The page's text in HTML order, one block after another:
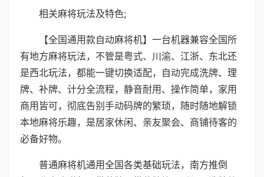
相关麻将玩法及特色;
【全国通用款自动麻将机】一台机器兼容全国所
有地方麻将玩法，不管是粤式、川渝、江浙、东北还
是西北玩法，都能一键切换适配，自动完成洗牌、理
牌、补牌、计分全流程，静音耐用、操作简单，家用
商用皆可，彻底告别手动码牌的繁琐，随时随地解锁
本地麻将乐趣，是居家休闲、亲友聚会、商铺待客的
必备好物。
普通麻将机通用全国各类基础玩法，南方推倒